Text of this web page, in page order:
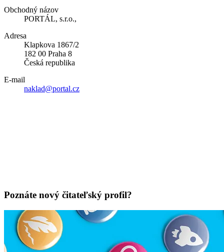
Obchodný názov
PORTÁL, s.r.o.,
Adresa
Klapkova 1867/2
182 00 Praha 8
Česká republika
E-mail
naklad@portal.cz
Poznáte nový čitateľský profil?